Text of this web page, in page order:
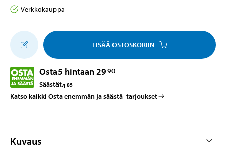
Verkkokauppa
LISÄÄ OSTOSKORIIN
Osta5 hintaan 2990
Säästät485
Katso kaikki Osta enemmän ja säästä -tarjoukset
Kuvaus